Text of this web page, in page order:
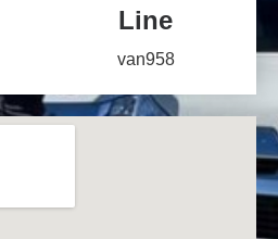
Line
van958